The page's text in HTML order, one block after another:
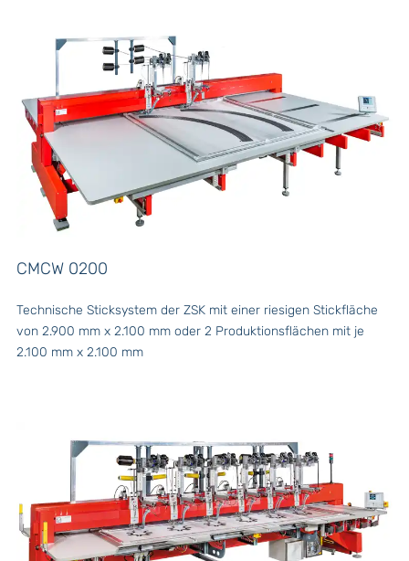
CMCW 0200
Technische Sticksystem der ZSK mit einer riesigen Stickfläche
von 2.900 mm x 2.100 mm oder 2 Produktionsflächen mit je
2.100 mm x 2.100 mm